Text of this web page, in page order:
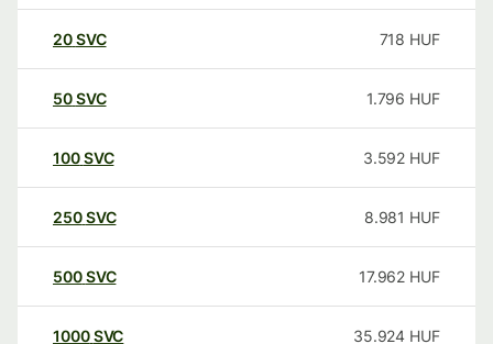
20SVC 718 HUF
50SVC 1.796 HUF
100SVC 3.592 HUF
250SVC 8.981 HUF
500SVC 17.962 HUF
1000SVC 35.924 HUF